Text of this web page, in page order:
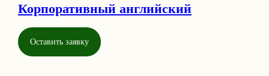
Корпоративный английский
Оставить заявку